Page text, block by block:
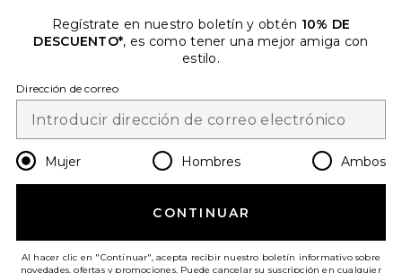
Email Address
Change Country Regions
es USD
¡AYÚDANOS A MEJORAR!
Regístrate en nuestro boletín y obtén 10% DE
DESCUENTO*, es como tener una mejor amiga con
estilo.
Dirección de correo
Mujer Hombres Ambos
CONTINUAR
Al hacer clic en "Continuar", acepta recibir nuestro boletín informativo sobre
novedades, ofertas y promociones. Puede cancelar su suscripción en cualquier